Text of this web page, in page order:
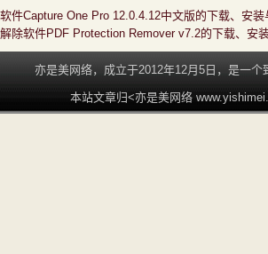
件Capture One Pro 12.0.4.12中文版的下载、安
除软件PDF Protection Remover v7.2的下载、安
亦是美网络，成立于2012年12月5日，是一
本站文章归<亦是美网络